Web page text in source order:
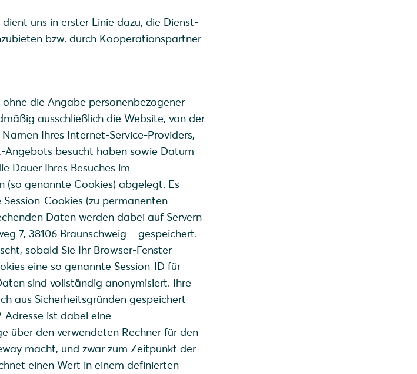
uns in erster Linie dazu, die Dienst-
bzw. durch Kooperationspartner
die Angabe personenbezogener
ausschließlich die Website, von der
Ihres Internet-Service-Providers,
Angebots besucht haben sowie Datum
Dauer Ihres Besuches im
(so genannte Cookies) abgelegt. Es
Cookies (zu permanenten
Daten werden dabei auf Servern
7, 38106 Braunschweig gespeichert.
sobald Sie Ihr Browser-Fenster
eine so genannte Session-ID für
sind vollständig anonymisiert. Ihre
aus Sicherheitsgründen gespeichert
Adresse ist dabei eine
über den verwendeten Rechner für den
macht, und zwar zum Zeitpunkt der
einen Wert in einem definierten